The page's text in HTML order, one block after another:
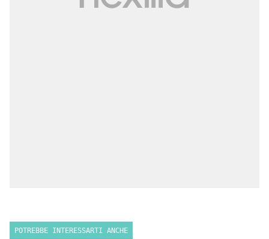
POTREBBE INTERESSARTI ANCHE